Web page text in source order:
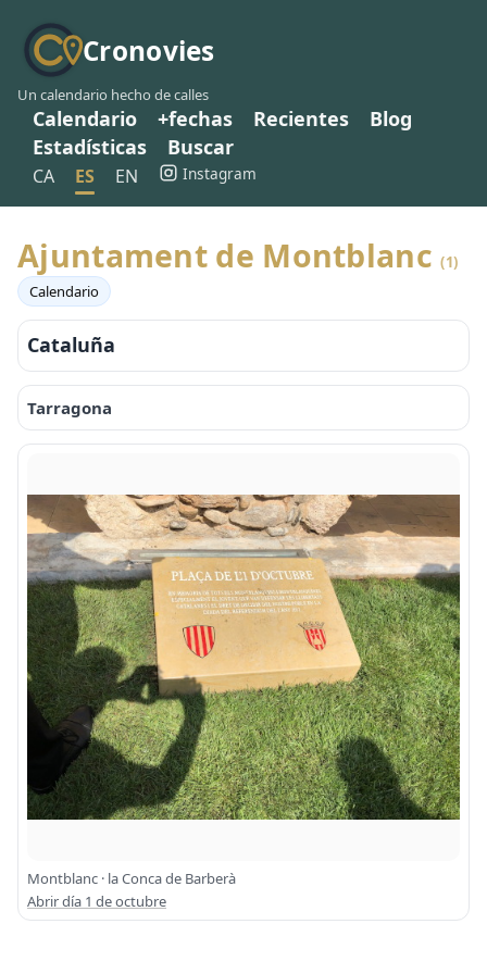
Cronovies
Un calendario hecho de calles
Calendario +fechas Recientes
Blog
Estadísticas
Buscar
CA ES EN Instagram
Ajuntament de Montblanc(1)
Calendario
Cataluña
Tarragona
Montblanc · la Conca de Barberà
Abrir día 1 de octubre